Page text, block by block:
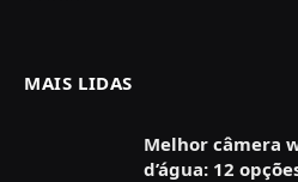
MAIS LIDAS
Melhor câmera
d’água: 12